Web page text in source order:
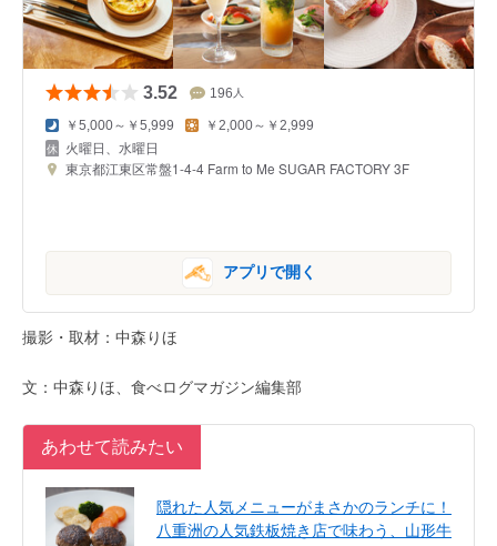
3.52 196 人
￥5,000～￥5,999 ￥2,000～￥2,999
火曜日、水曜日
東京都江東区常盤1-4-4 Farm to Me SUGAR FACTORY 3F
アプリで開く
撮影・取材：中森りほ
文：中森りほ、食べログマガジン編集部
あわせて読みたい
隠れた人気メニューがまさかのランチに！
八重洲の人気鉄板焼き店で味わう、山形牛